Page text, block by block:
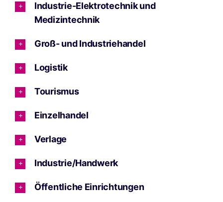
Industrie-Elektrotechnik und
Medizintechnik
Groß- und Industriehandel
Logistik
Tourismus
Einzelhandel
Verlage
Industrie/Handwerk
Öffentliche Einrichtungen